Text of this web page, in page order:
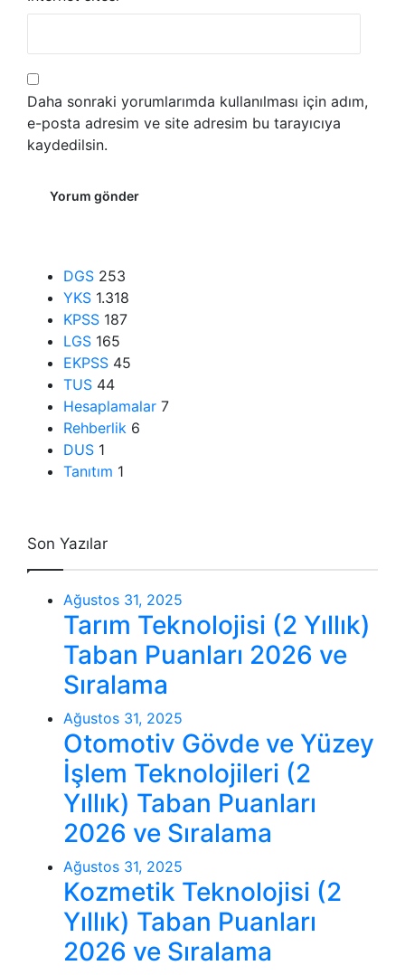
Daha sonraki yorumlarımda kullanılması için adım,
e-posta adresim ve site adresim bu tarayıcıya
kaydedilsin.
DGS 253
YKS 1.318
KPSS 187
LGS 165
EKPSS 45
TUS 44
Hesaplamalar 7
Rehberlik 6
DUS 1
Tanıtım 1
Son Yazılar
Ağustos 31, 2025
Tarım Teknolojisi (2 Yıllık)
Taban Puanları 2026 ve
Sıralama
Ağustos 31, 2025
Otomotiv Gövde ve Yüzey
İşlem Teknolojileri (2
Yıllık) Taban Puanları
2026 ve Sıralama
Ağustos 31, 2025
Kozmetik Teknolojisi (2
Yıllık) Taban Puanları
2026 ve Sıralama